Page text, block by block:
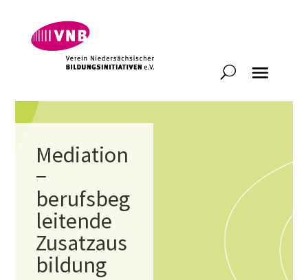
Mediation
−
berufsbeg
leitende
Zusatzaus
bildung